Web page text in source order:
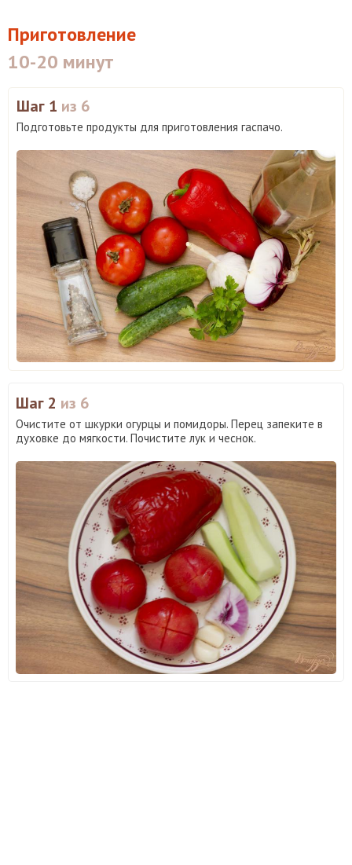
Приготовление
10-20 минут
Шаг 1 из 6
Подготовьте продукты для приготовления гаспачо.
Шаг 2 из 6
Очистите от шкурки огурцы и помидоры. Перец запеките в
духовке до мягкости. Почистите лук и чеснок.